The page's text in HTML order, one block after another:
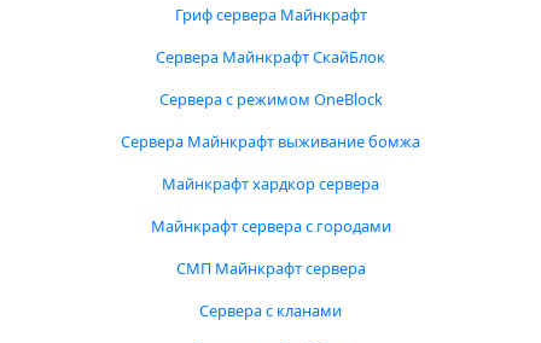
Гриф сервера Майнкрафт
Сервера Майнкрафт СкайБлок
Сервера с режимом OneBlock
Сервера Майнкрафт выживание бомжа
Майнкрафт хардкор сервера
Майнкрафт сервера с городами
СМП Майнкрафт сервера
Сервера с кланами